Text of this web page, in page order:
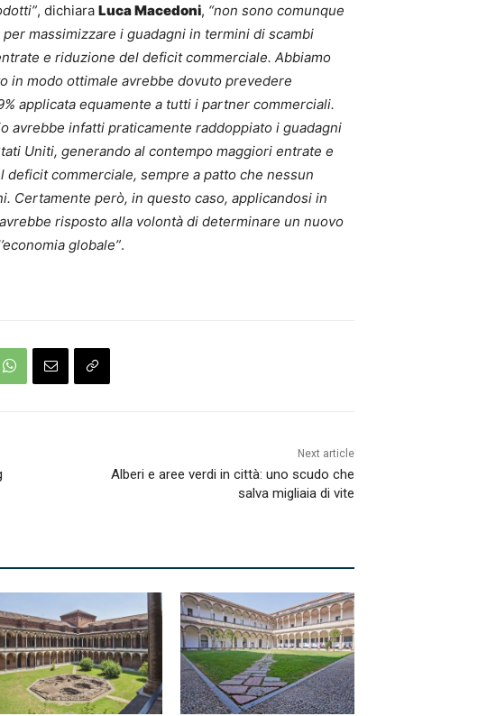
, dichiara Luca Macedoni, “non sono comunque
massimizzare i guadagni in termini di scambi
e riduzione del deficit commerciale. Abbiamo
in modo ottimale avrebbe dovuto prevedere
applicata equamente a tutti i partner commerciali.
avrebbe infatti praticamente raddoppiato i guadagni
Uniti, generando al contempo maggiori entrate e
commerciale, sempre a patto che nessun
Certamente però, in questo caso, applicandosi in
risposto alla volontà di determinare un nuovo
globale”.
Next article
Alberi e aree verdi in città: uno scudo che
salva migliaia di vite